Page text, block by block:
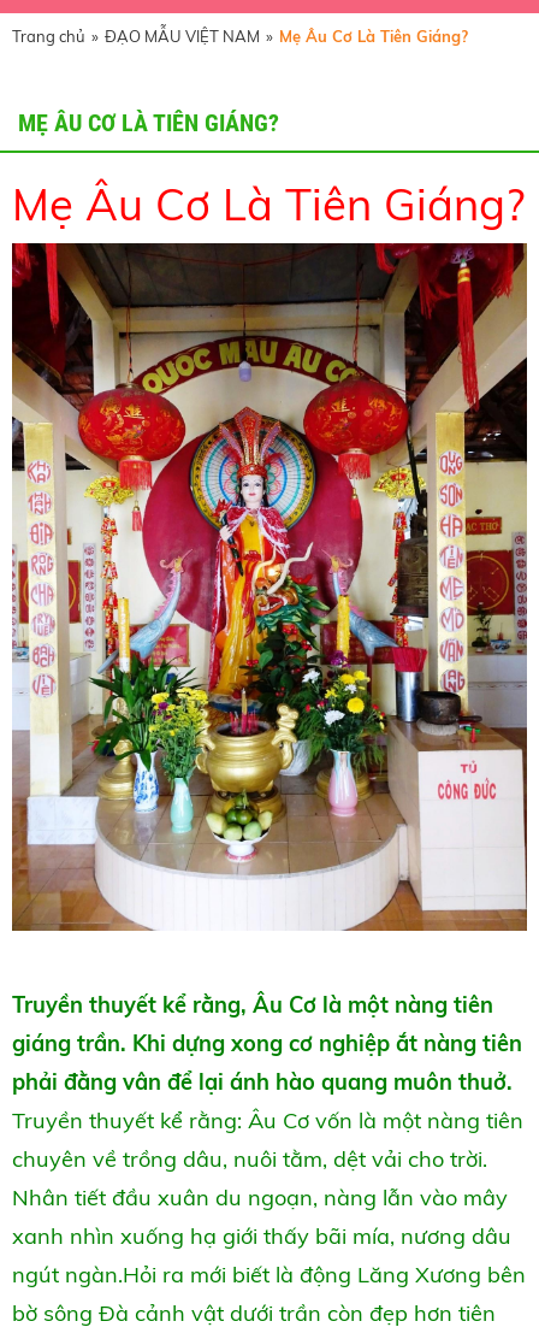
Trang chủ » ĐẠO MẪU VIỆT NAM » Mẹ Âu Cơ Là Tiên Giáng?
MẸ ÂU CƠ LÀ TIÊN GIÁNG?
Mẹ Âu Cơ Là Tiên Giáng?
Truyền thuyết kể rằng, Âu Cơ là một nàng tiên
giáng trần. Khi dựng xong cơ nghiệp ắt nàng tiên
phải đằng vân để lại ánh hào quang muôn thuở.
Truyền thuyết kể rằng: Âu Cơ vốn là một nàng tiên
chuyên về trồng dâu, nuôi tằm, dệt vải cho trời.
Nhân tiết đầu xuân du ngoạn, nàng lẫn vào mây
xanh nhìn xuống hạ giới thấy bãi mía, nương dâu
ngút ngàn.Hỏi ra mới biết là động Lăng Xương bên
bờ sông Đà cảnh vật dưới trần còn đẹp hơn tiên